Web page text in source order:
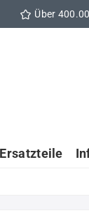
Über
Ersatzteile